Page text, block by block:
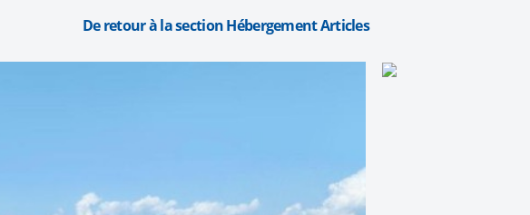
De retour à la section Hébergement Articles